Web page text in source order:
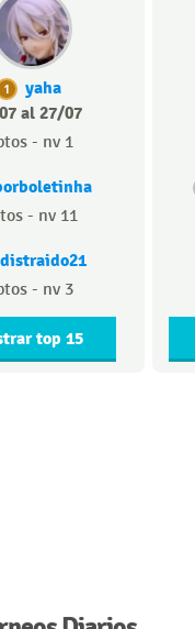
1
yaha
al 27/07
- nv 1
- nv 11
distraido21
- nv 3
top 15